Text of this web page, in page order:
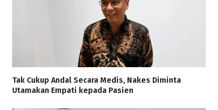
Tak Cukup Andal Secara Medis, Nakes Diminta
Utamakan Empati kepada Pasien